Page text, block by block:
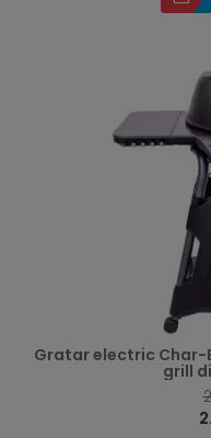
Gratar electric Char-
grill